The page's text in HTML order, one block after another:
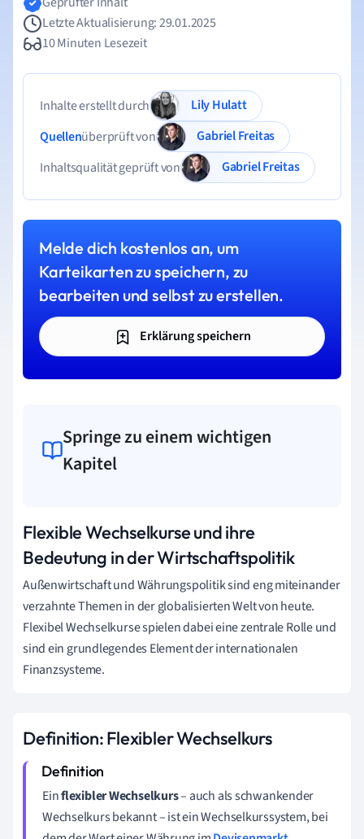
Letzte Aktualisierung: 29.01.2025
10 Minuten Lesezeit
Inhalte erstellt durch
Lily Hulatt
Quellenüberprüft von
Gabriel Freitas
Inhaltsqualität geprüft von
Gabriel Freitas
Melde dich kostenlos an, um
Karteikarten zu speichern, zu
bearbeiten und selbst zu erstellen.
Erklärung speichern
Springe zu einem wichtigen
Kapitel
Flexible Wechselkurse und ihre
Bedeutung in der Wirtschaftspolitik
Außenwirtschaft und Währungspolitik sind eng miteinander
verzahnte Themen in der globalisierten Welt von heute.
Flexibel Wechselkurse spielen dabei eine zentrale Rolle und
sind ein grundlegendes Element der internationalen
Finanzsysteme.
Definition: Flexibler Wechselkurs
Einflexibler Wechselkurs– auch als schwankender
Wechselkurs bekannt – ist ein Wechselkurssystem, bei